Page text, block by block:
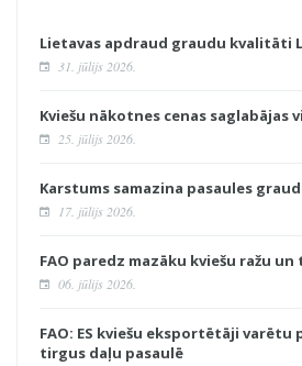
Lietavas apdraud graudu kvalitāti
31. jūlijs 2026.
Kviešu nākotnes cenas saglabājas
25. jūlijs 2026.
Karstums samazina pasaules
17. jūlijs 2026.
FAO paredz mazāku kviešu ražu
06. jūlijs 2026.
FAO: ES kviešu eksportētāji varētu
tirgus daļu pasaulē